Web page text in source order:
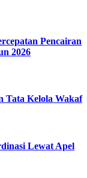
Pencairan
2026
Tata Kelola Wakaf
Lewat Apel